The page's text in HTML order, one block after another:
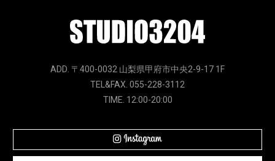
ADD. 〒400-0032 山梨県甲府市中央2-9-17 1F
TEL&FAX. 055-228-3112
TIME. 12:00-20:00